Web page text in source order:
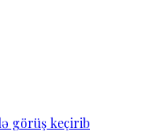
görüş keçirib